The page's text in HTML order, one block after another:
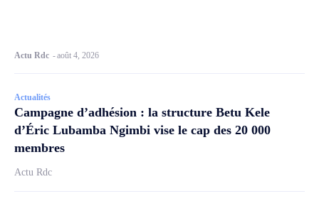
Actu Rdc -août 4, 2026
Actualités
Campagne d’adhésion : la structure Betu Kele
d’Éric Lubamba Ngimbi vise le cap des 20 000
membres
Actu Rdc